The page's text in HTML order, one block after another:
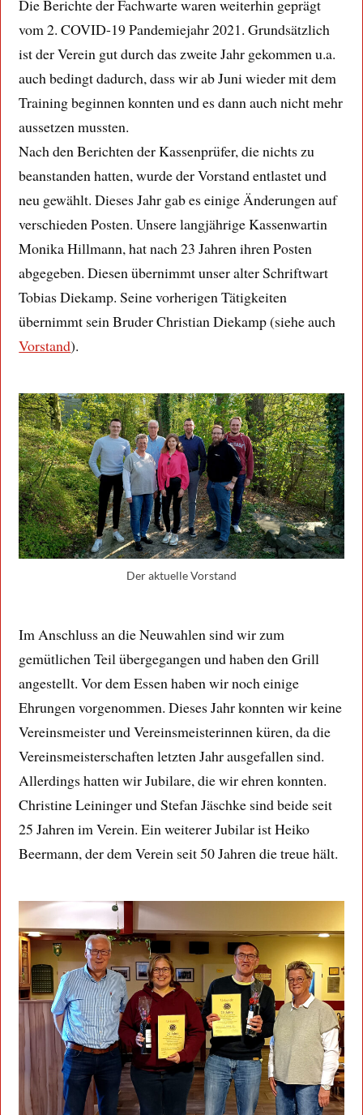
Die Berichte der Fachwarte waren weiterhin geprägt
vom 2. COVID-19 Pandemiejahr 2021. Grundsätzlich
ist der Verein gut durch das zweite Jahr gekommen u.a.
auch bedingt dadurch, dass wir ab Juni wieder mit dem
Training beginnen konnten und es dann auch nicht mehr
aussetzen mussten.
Nach den Berichten der Kassenprüfer, die nichts zu
beanstanden hatten, wurde der Vorstand entlastet und
neu gewählt. Dieses Jahr gab es einige Änderungen auf
verschieden Posten. Unsere langjährige Kassenwartin
Monika Hillmann, hat nach 23 Jahren ihren Posten
abgegeben. Diesen übernimmt unser alter Schriftwart
Tobias Diekamp. Seine vorherigen Tätigkeiten
übernimmt sein Bruder Christian Diekamp (siehe auch
Vorstand).
Der aktuelle Vorstand
Im Anschluss an die Neuwahlen sind wir zum
gemütlichen Teil übergegangen und haben den Grill
angestellt. Vor dem Essen haben wir noch einige
Ehrungen vorgenommen. Dieses Jahr konnten wir keine
Vereinsmeister und Vereinsmeisterinnen küren, da die
Vereinsmeisterschaften letzten Jahr ausgefallen sind.
Allerdings hatten wir Jubilare, die wir ehren konnten.
Christine Leininger und Stefan Jäschke sind beide seit
25 Jahren im Verein. Ein weiterer Jubilar ist Heiko
Beermann, der dem Verein seit 50 Jahren die treue hält.